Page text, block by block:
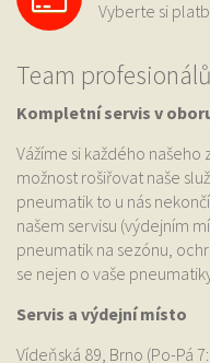
Vyberte si
Team profesionálů
Kompletní servis v
Vážíme si každého našeho
možnost rošiřovat naše
pneumatik to u nás
našem servisu (výdejním
pneumatik na sezónu,
se nejen o vaše
Servis a výdejní místo
Vídeňská 89, Brno (Po-Pá